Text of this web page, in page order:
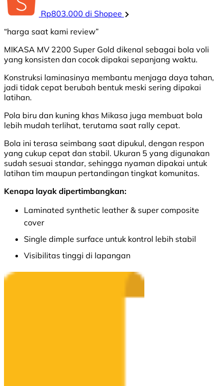
Rp803.000 di Shopee
“harga saat kami review”
MIKASA MV 2200 Super Gold dikenal sebagai bola voli
yang konsisten dan cocok dipakai sepanjang waktu.
Konstruksi laminasinya membantu menjaga daya tahan,
jadi tidak cepat berubah bentuk meski sering dipakai
latihan.
Pola biru dan kuning khas Mikasa juga membuat bola
lebih mudah terlihat, terutama saat rally cepat.
Bola ini terasa seimbang saat dipukul, dengan respon
yang cukup cepat dan stabil. Ukuran 5 yang digunakan
sudah sesuai standar, sehingga nyaman dipakai untuk
latihan tim maupun pertandingan tingkat komunitas.
Kenapa layak dipertimbangkan:
Laminated synthetic leather & super composite
cover
Single dimple surface untuk kontrol lebih stabil
Visibilitas tinggi di lapangan